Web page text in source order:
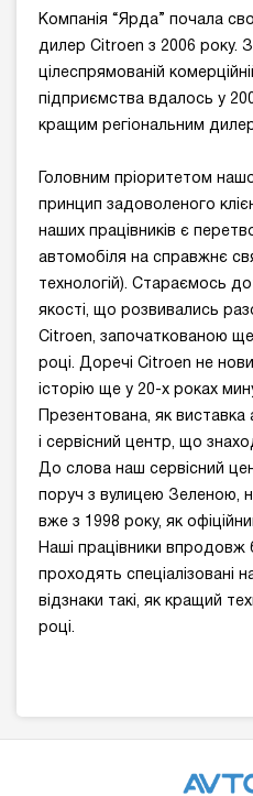
Компанія “Ярда” почала
дилер Citroen з 2006 року.
цілеспрямованій
підприємства вдалось у
кращим регіональним
Головним пріоритетом
принцип задоволеного
наших працівників є
автомобіля на справжнє
технологій). Стараємось
якості, що розвивались
Citroen, започаткованою
році. Доречі Citroen не
історію ще у 20-х роках
Презентована, як
і сервісний центр, що
До слова наш сервісний
поруч з вулицею Зеленою,
вже з 1998 року, як
Наші працівники впродовж
проходять спеціалізовані
відзнаки такі, як кращий
році.